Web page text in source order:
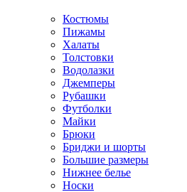
Костюмы
Пижамы
Халаты
Толстовки
Водолазки
Джемперы
Рубашки
Футболки
Майки
Брюки
Бриджи и шорты
Большие размеры
Нижнее белье
Носки